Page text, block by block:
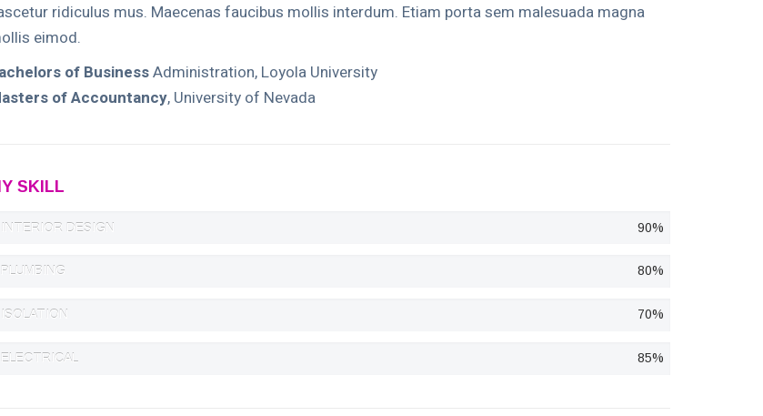
ridiculus mus. Maecenas faucibus mollis interdum. Etiam porta sem malesuada magna
eimod.
of BusinessAdministration, Loyola University
of Accountancy, University of Nevada
SKILL
INTERIOR DESIGN 90%
PLUMBING 80%
ISOLATION 70%
ELECTRICAL 85%